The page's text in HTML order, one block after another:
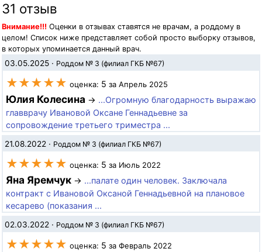
31 отзыв
Внимание!!! Оценки в отзывах ставятся не врачам, а роддому в
целом! Список ниже представляет собой просто выборку отзывов,
в которых упоминается данный врач.
03.05.2025 · Роддом № 3 (филиал ГКБ №67)
★★★★★ оценка: 5 за Апрель 2025
Юлия Колесина → ...Огромную благодарность выражаю
главврачу Ивановой Оксане Геннадьевне за
сопровождение третьего триместра ...
21.08.2022 · Роддом № 3 (филиал ГКБ №67)
★★★★★ оценка: 5 за Июль 2022
Яна Яремчук → ...палате один человек. Заключала
контракт с Ивановой Оксаной Геннадьевной на плановое
кесарево (показания ...
02.03.2022 · Роддом № 3 (филиал ГКБ №67)
★★★★★ оценка: 5 за Февраль 2022